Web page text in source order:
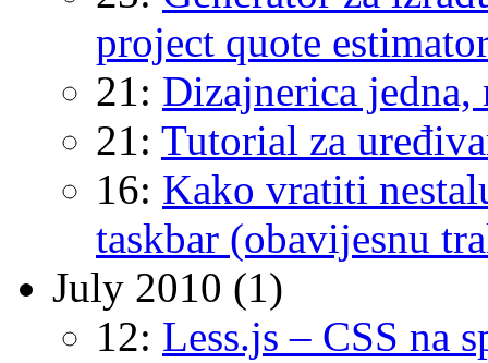
project quote
21: Dizajnerica jedna,
21: Tutorial za
16: Kako vratiti
taskbar (obavijesnu
July 2010 (1)
12: Less.js – CSS na